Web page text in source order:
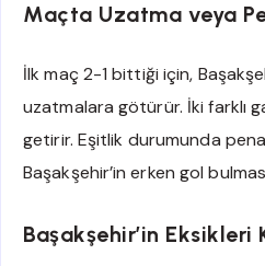
Maçta Uzatma veya
İlk maç 2-1 bittiği için,
uzatmalara götürür. İki farklı
getirir. Eşitlik durumunda
Başakşehir’in erken gol
Başakşehir’in Eksikleri